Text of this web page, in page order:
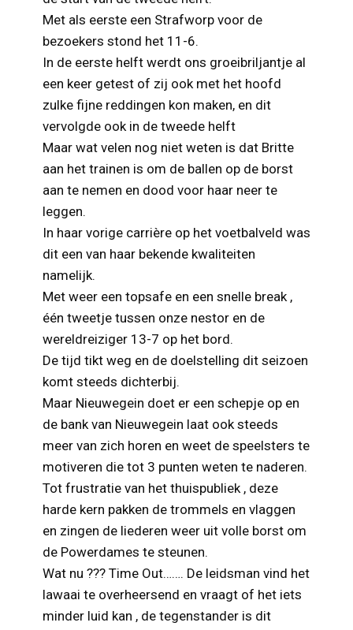
Met als eerste een Strafworp voor de
bezoekers stond het 11-6.
In de eerste helft werdt ons groeibriljantje al
een keer getest of zij ook met het hoofd
zulke fijne reddingen kon maken, en dit
vervolgde ook in de tweede helft
Maar wat velen nog niet weten is dat Britte
aan het trainen is om de ballen op de borst
aan te nemen en dood voor haar neer te
leggen.
In haar vorige carrière op het voetbalveld was
dit een van haar bekende kwaliteiten
namelijk.
Met weer een topsafe en een snelle break ,
één tweetje tussen onze nestor en de
wereldreiziger 13-7 op het bord.
De tijd tikt weg en de doelstelling dit seizoen
komt steeds dichterbij.
Maar Nieuwegein doet er een schepje op en
de bank van Nieuwegein laat ook steeds
meer van zich horen en weet de speelsters te
motiveren die tot 3 punten weten te naderen.
Tot frustratie van het thuispubliek , deze
harde kern pakken de trommels en vlaggen
en zingen de liederen weer uit volle borst om
de Powerdames te steunen.
Wat nu ??? Time Out……. De leidsman vind het
lawaai te overheersend en vraagt of het iets
minder luid kan , de tegenstander is dit